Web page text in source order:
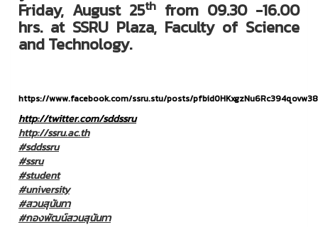
Friday, August 25th from 09.30 -16.00
hrs. at SSRU Plaza, Faculty of Science
and Technology.
https://www.facebook.com/ssru.stu/posts/
http://twitter.com/sddssru
http://ssru.ac.th
#sddssru
#ssru
#student
#university
#สวนสุนันทา
#กองพัฒน์สวนสุนันทา